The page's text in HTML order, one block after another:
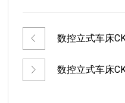
数控立式车床
数控立式车床